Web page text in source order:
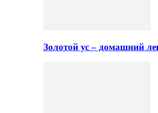
Золотой ус – домашний